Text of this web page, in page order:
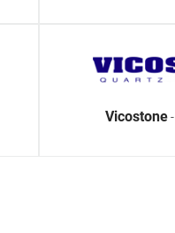
Vicostone